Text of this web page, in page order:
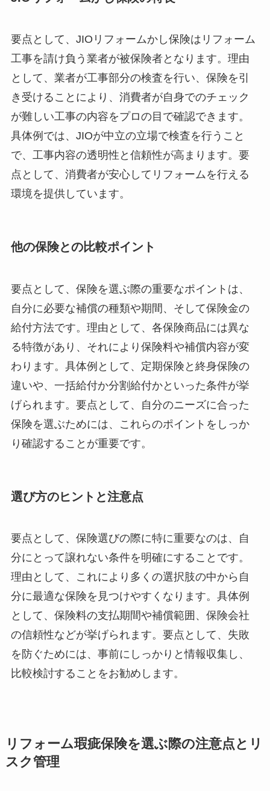
要点として、JIOリフォームかし保険はリフォーム
工事を請け負う業者が被保険者となります。理由
として、業者が工事部分の検査を行い、保険を引
き受けることにより、消費者が自身でのチェック
が難しい工事の内容をプロの目で確認できます。
具体例では、JIOが中立の立場で検査を行うこと
で、工事内容の透明性と信頼性が高まります。要
点として、消費者が安心してリフォームを行える
環境を提供しています。
他の保険との比較ポイント
要点として、保険を選ぶ際の重要なポイントは、
自分に必要な補償の種類や期間、そして保険金の
給付方法です。理由として、各保険商品には異な
る特徴があり、それにより保険料や補償内容が変
わります。具体例として、定期保険と終身保険の
違いや、一括給付か分割給付かといった条件が挙
げられます。要点として、自分のニーズに合った
保険を選ぶためには、これらのポイントをしっか
り確認することが重要です。
選び方のヒントと注意点
要点として、保険選びの際に特に重要なのは、自
分にとって譲れない条件を明確にすることです。
理由として、これにより多くの選択肢の中から自
分に最適な保険を見つけやすくなります。具体例
として、保険料の支払期間や補償範囲、保険会社
の信頼性などが挙げられます。要点として、失敗
を防ぐためには、事前にしっかりと情報収集し、
比較検討することをお勧めします。
リフォーム瑕疵保険を選ぶ際の注意点とリ
スク管理